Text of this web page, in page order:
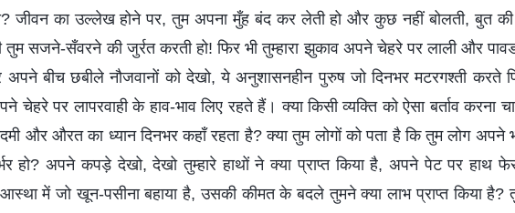
जीवन का उल्लेख होने पर, तुम अपना मुँह बंद कर लेती हो और कुछ नहीं बोलती, बुत की
तुम सजने-सँवरने की जुर्रत करती हो! फिर भी तुम्हारा झुकाव अपने चेहरे पर लाली और
बीच छबीले नौजवानों को देखो, ये अनुशासनहीन पुरुष जो दिनभर मटरगश्ती करते
चेहरे पर लापरवाही के हाव-भाव लिए रहते हैं। क्या किसी व्यक्ति को ऐसा बर्ताव करना
और औरत का ध्यान दिनभर कहाँ रहता है? क्या तुम लोगों को पता है कि तुम लोग अपने
हो? अपने कपड़े देखो, देखो तुम्हारे हाथों ने क्या प्राप्त किया है, अपने पेट पर हाथ
में जो खून-पसीना बहाया है, उसकी कीमत के बदले तुमने क्या लाभ प्राप्त किया है?